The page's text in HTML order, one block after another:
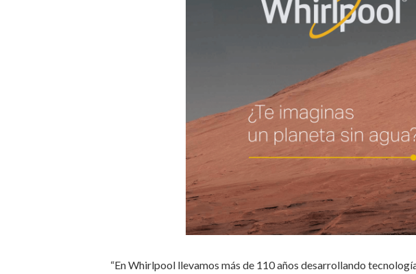
“En Whirlpool llevamos más de 110 años desarrollando